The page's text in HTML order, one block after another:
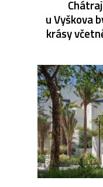
u Vyškova
krásy